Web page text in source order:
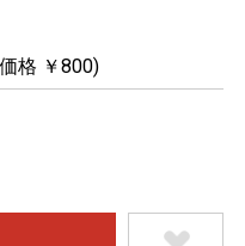
格 ￥800)